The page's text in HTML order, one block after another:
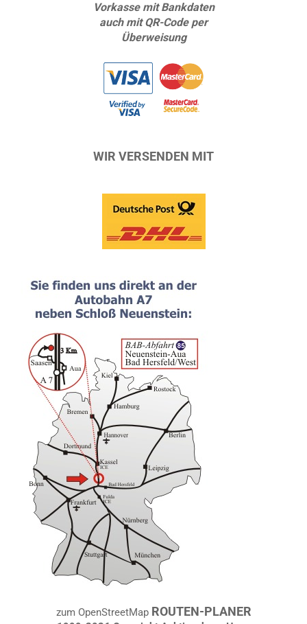
Vorkasse mit Bankdaten
auch mit QR-Code per
Überweisung
WIR VERSENDEN MIT
zum OpenStreetMap ROUTEN-PLANER